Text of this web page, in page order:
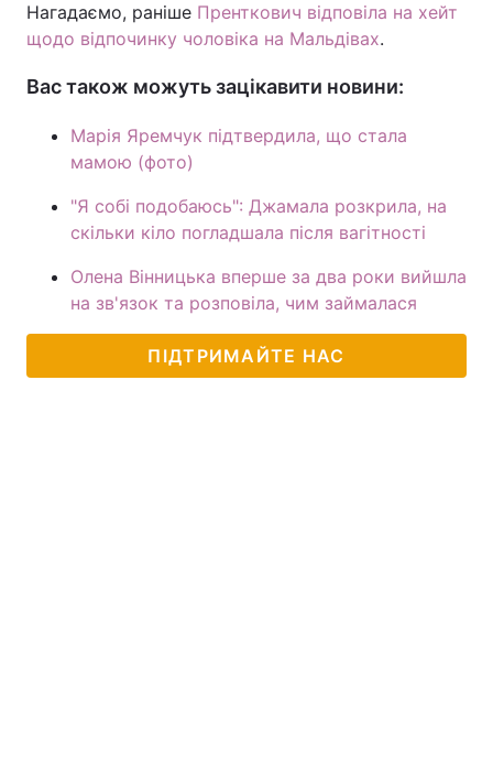
Нагадаємо, раніше Пренткович відповіла на хейт
щодо відпочинку чоловіка на Мальдівах.
Вас також можуть зацікавити новини:
Марія Яремчук підтвердила, що стала
мамою (фото)
"Я собі подобаюсь": Джамала розкрила, на
скільки кіло погладшала після вагітності
Олена Вінницька вперше за два роки вийшла
на зв'язок та розповіла, чим займалася
ПІДТРИМАЙТЕ НАС